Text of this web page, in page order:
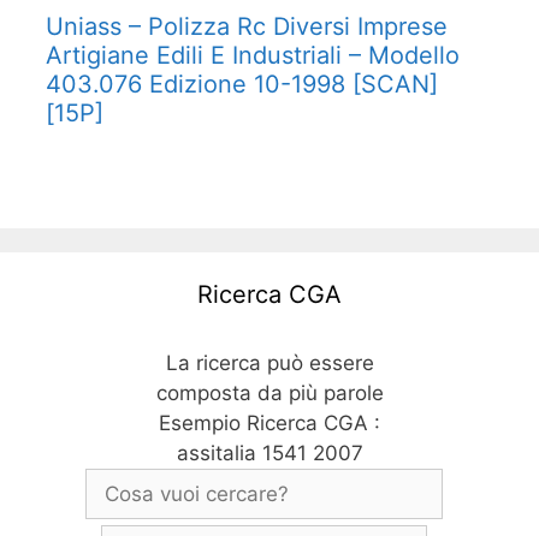
Uniass – Polizza Rc Diversi Imprese
Artigiane Edili E Industriali – Modello
403.076 Edizione 10-1998 [SCAN]
[15P]
Ricerca CGA
La ricerca può essere
composta da più parole
Esempio Ricerca CGA :
assitalia 1541 2007